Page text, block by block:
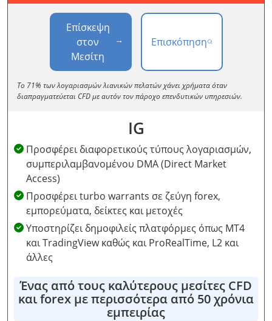
Επίσκεψη
στον
Μεσίτη
Επισκόπηση
Το 71% των λογαριασμών λιανικών πελατών χάνει χρήματα όταν
διαπραγματεύεται CFD με αυτόν τον πάροχο επενδυτικών υπηρεσιών.
IG
Προσφέρει διαφορετικούς τύπους λογαριασμών,
συμπεριλαμβανομένου DMA (Direct Market
Access)
Προσφέρει turbo warrants σε ζεύγη forex,
εμπορεύματα, δείκτες και μετοχές
Υποστηρίζει δημοφιλείς πλατφόρμες όπως MT4
και TradingView καθώς και ProRealTime, L2 και
άλλες
Ένας από τους καλύτερους μεσίτες CFD
και forex με περισσότερα από 50 χρόνια
εμπειρίας